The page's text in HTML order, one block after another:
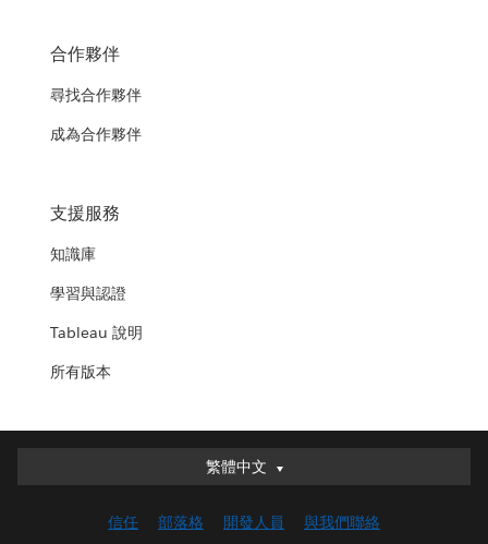
合作夥伴
尋找合作夥伴
成為合作夥伴
支援服務
知識庫
學習與認證
Tableau 說明
所有版本
繁體中文
繁體中文
English (UK)
信任 部落格 開發人員 與我們聯絡